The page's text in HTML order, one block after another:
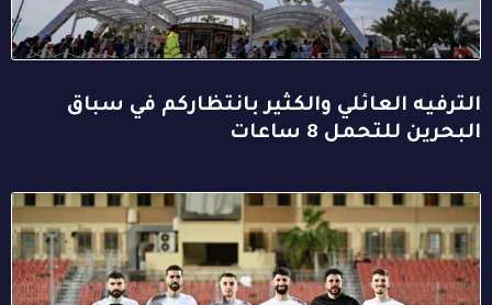
الترفيه العائلي والكثير بانتظاركم في سباق
البحرين للتحمل 8 ساعات